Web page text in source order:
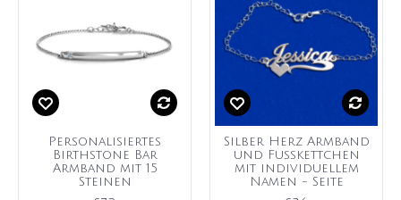
Personalisiertes
Birthstone Bar
Armband mit 15
Steinen
Silber Herz Armband
und Fußkettchen
mit individuellem
Namen - Seite